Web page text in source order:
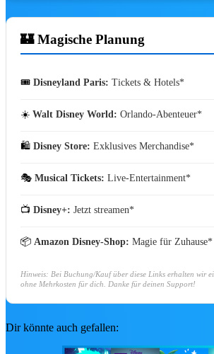
packen.
Jetzt ansehen
🏰 Magische Planung
🎟️ Disneyland Paris: Tickets & Hotels
☀️ Walt Disney World: Orlando-Abenteuer
🛍️ Disney Store: Exklusives Merchandise
🎭 Musical Tickets: Live-Entertainment
📺 Disney+: Jetzt streamen
📦 Amazon Disney-Shop: Magie für Zuhause
Hinweis: Bei Buchung/Kauf über diese Links erhalten wir
ohne Mehrkosten für dich. Danke für deinen Support!
Dir könnte auch gefallen: